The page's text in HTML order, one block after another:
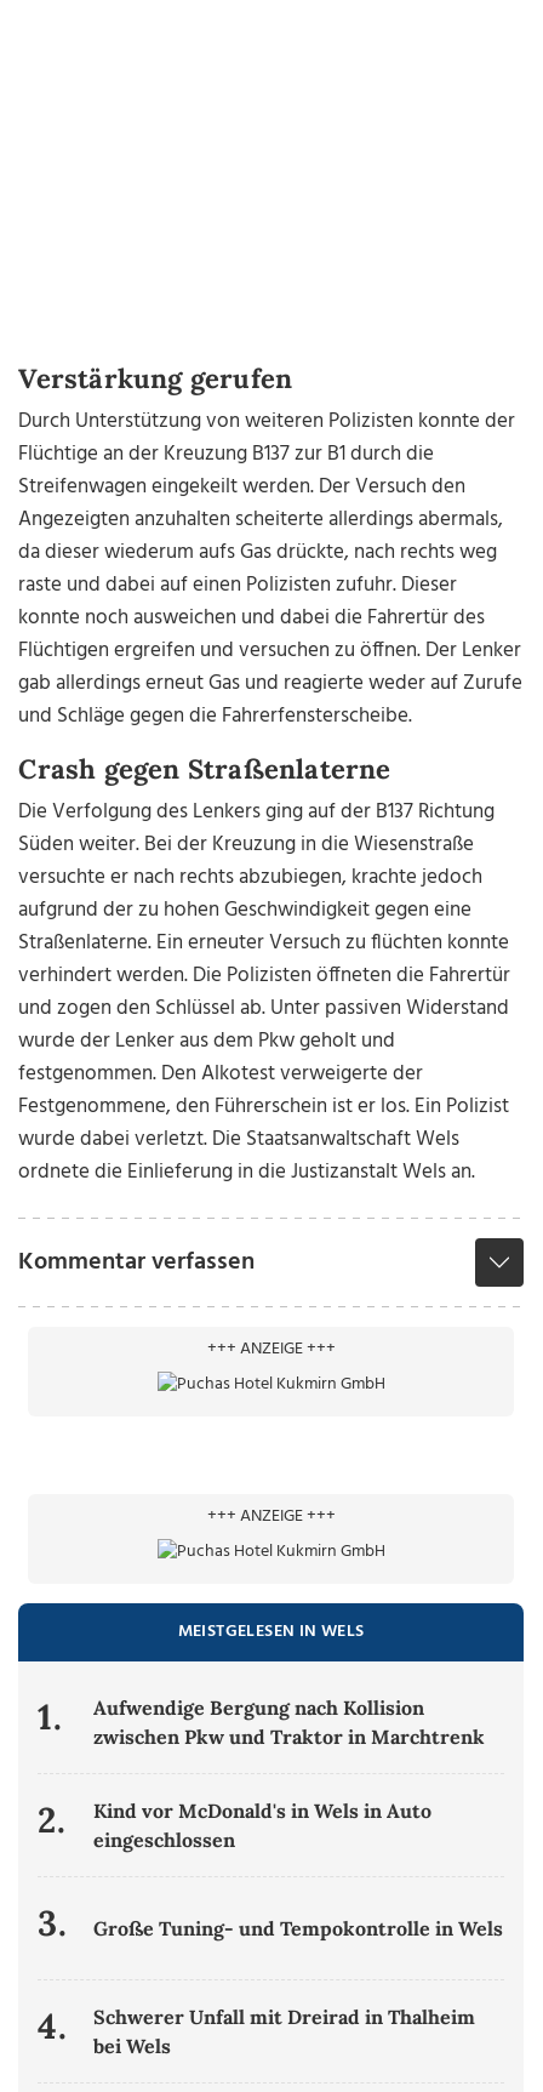
Verstärkung gerufen
Durch Unterstützung von weiteren Polizisten konnte der
Flüchtige an der Kreuzung B137 zur B1 durch die
Streifenwagen eingekeilt werden. Der Versuch den
Angezeigten anzuhalten scheiterte allerdings abermals,
da dieser wiederum aufs Gas drückte, nach rechts weg
raste und dabei auf einen Polizisten zufuhr. Dieser
konnte noch ausweichen und dabei die Fahrertür des
Flüchtigen ergreifen und versuchen zu öffnen. Der Lenker
gab allerdings erneut Gas und reagierte weder auf Zurufe
und Schläge gegen die Fahrerfensterscheibe.
Crash gegen Straßenlaterne
Die Verfolgung des Lenkers ging auf der B137 Richtung
Süden weiter. Bei der Kreuzung in die Wiesenstraße
versuchte er nach rechts abzubiegen, krachte jedoch
aufgrund der zu hohen Geschwindigkeit gegen eine
Straßenlaterne. Ein erneuter Versuch zu flüchten konnte
verhindert werden. Die Polizisten öffneten die Fahrertür
und zogen den Schlüssel ab. Unter passiven Widerstand
wurde der Lenker aus dem Pkw geholt und
festgenommen. Den Alkotest verweigerte der
Festgenommene, den Führerschein ist er los. Ein Polizist
wurde dabei verletzt. Die Staatsanwaltschaft Wels
ordnete die Einlieferung in die Justizanstalt Wels an.
Kommentar verfassen
+++ ANZEIGE +++
+++ ANZEIGE +++
MEISTGELESEN IN WELS
1.
Aufwendige Bergung nach Kollision
zwischen Pkw und Traktor in Marchtrenk
2.
Kind vor McDonald's in Wels in Auto
eingeschlossen
3. Große Tuning- und Tempokontrolle in Wels
4.
Schwerer Unfall mit Dreirad in Thalheim
bei Wels